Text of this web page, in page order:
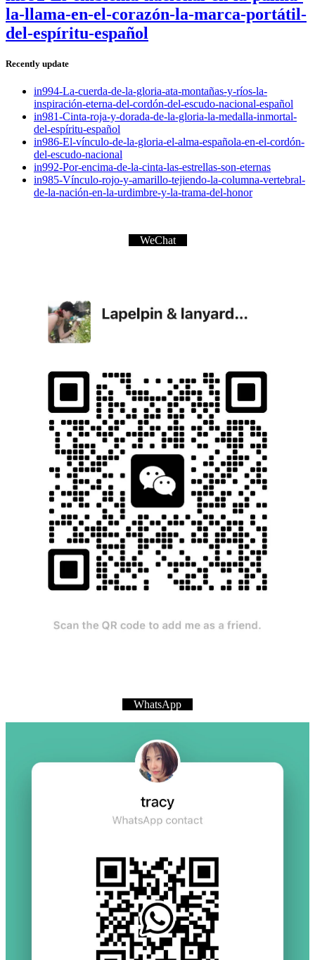
la-llama-en-el-corazón-la-marca-portátil-
del-espíritu-español
Recently update
in994-La-cuerda-de-la-gloria-ata-montañas-y-ríos-la-
inspiración-eterna-del-cordón-del-escudo-nacional-español
in981-Cinta-roja-y-dorada-de-la-gloria-la-medalla-inmortal-
del-espíritu-español
in986-El-vínculo-de-la-gloria-el-alma-española-en-el-cordón-
del-escudo-nacional
in992-Por-encima-de-la-cinta-las-estrellas-son-eternas
in985-Vínculo-rojo-y-amarillo-tejiendo-la-columna-vertebral-
de-la-nación-en-la-urdimbre-y-la-trama-del-honor
WeChat
WhatsApp